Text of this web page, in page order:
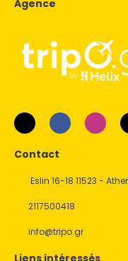
Agence
Contact
Eslin 16-18 11523 -
2117500418
info@tripo.gr
Liens intéressés